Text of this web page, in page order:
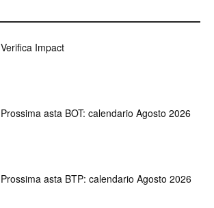
Verifica Impact
Prossima asta BOT: calendario Agosto 2026
Prossima asta BTP: calendario Agosto 2026